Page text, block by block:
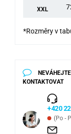
XXL
*Rozměry v
KONTAKTOVAT
+420
(Po -